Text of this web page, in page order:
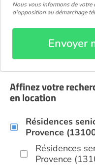
Nous vous informons de
d'opposition au démarchage
Envoyer
Affinez votre
en location
Résidences
Provence
Résidences
Provence